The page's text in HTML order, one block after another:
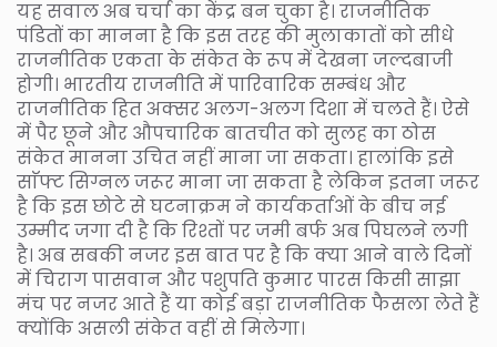
यह सवाल अब चर्चा का केंद्र बन चुका है। राजनीतिक
पंडितों का मानना है कि इस तरह की मुलाकातों को सीधे
राजनीतिक एकता के संकेत के रूप में देखना जल्दबाजी
होगी। भारतीय राजनीति में पारिवारिक सम्बंध और
राजनीतिक हित अक्सर अलग-अलग दिशा में चलते हैं। ऐसे
में पैर छूने और औपचारिक बातचीत को सुलह का ठोस
संकेत मानना उचित नहीं माना जा सकता। हालांकि इसे
साॅफ्ट सिग्नल जरूर माना जा सकता है लेकिन इतना जरूर
है कि इस छोटे से घटनाक्रम ने कार्यकर्ताओं के बीच नई
उम्मीद जगा दी है कि रिश्तों पर जमी बर्फ अब पिघलने लगी
है। अब सबकी नजर इस बात पर है कि क्या आने वाले दिनों
में चिराग पासवान और पशुपति कुमार पारस किसी साझा
मंच पर नजर आते हैं या कोई बड़ा राजनीतिक फैसला लेते हैं
क्योंकि असली संकेत वहीं से मिलेगा।